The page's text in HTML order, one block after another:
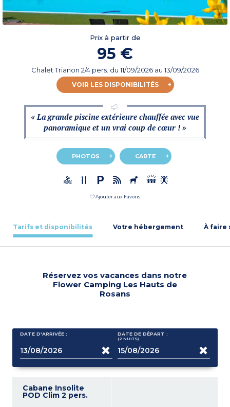
Prix à partir de
95 €
Chalet Trianon 2/4 pers. du11/09/2026au 13/09/2026
VOIR LES DISPONIBILITÉS
« La grande piscine extérieure chauffée avec vue
panoramique et un vrai coup de cœur ! »
PHOTOS CARTE
Ajouter aux Favoris
Tarifs et disponibilités Votre hébergement À faire
Réservez vos vacances dans notre
Flower Camping Les Hauts de
Rosans
DATE D'ARRIVÉE : DATE DE DÉPART :
(2 NUITS)
Cabane Insolite
POD Clim 2 pers.